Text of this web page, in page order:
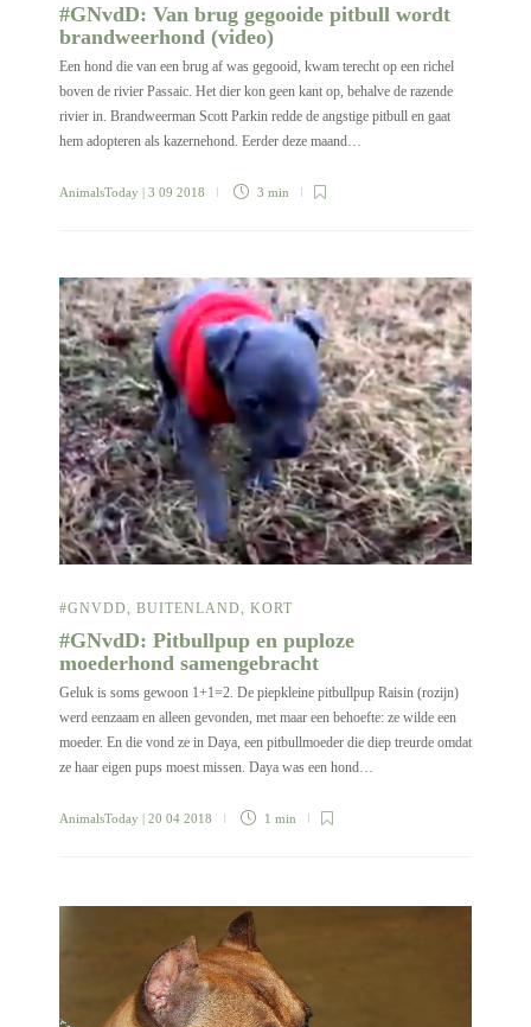
#GNvdD: Van brug gegooide pitbull wordt
brandweerhond (video)
Een hond die van een brug af was gegooid, kwam terecht op een richel
boven de rivier Passaic. Het dier kon geen kant op, behalve de razende
rivier in. Brandweerman Scott Parkin redde de angstige pitbull en gaat
hem adopteren als kazernehond. Eerder deze maand…
AnimalsToday | 3 09 2018 3 min
#GNVDD, BUITENLAND, KORT
#GNvdD: Pitbullpup en puploze
moederhond samengebracht
Geluk is soms gewoon 1+1=2. De piepkleine pitbullpup Raisin (rozijn)
werd eenzaam en alleen gevonden, met maar een behoefte: ze wilde een
moeder. En die vond ze in Daya, een pitbullmoeder die diep treurde omdat
ze haar eigen pups moest missen. Daya was een hond…
AnimalsToday | 20 04 2018 1 min